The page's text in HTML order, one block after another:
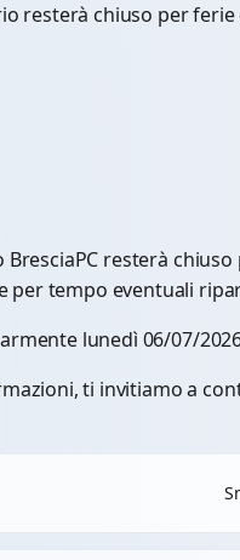
resterà chiuso per
resterà
per tempo eventuali
lunedì 06/07/
ti invitiamo a